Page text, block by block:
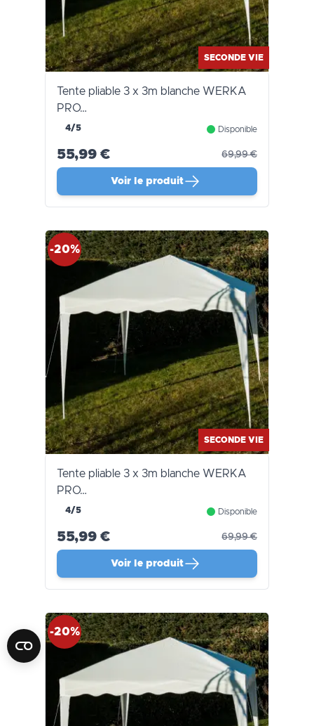
SECONDE VIE
Tente pliable 3 x 3m blanche WERKA
PRO…
4/5 Disponible
55,99 € 69,99 €
Voir le produit
-20%
SECONDE VIE
Tente pliable 3 x 3m blanche WERKA
PRO…
4/5 Disponible
55,99 € 69,99 €
Voir le produit
-20%